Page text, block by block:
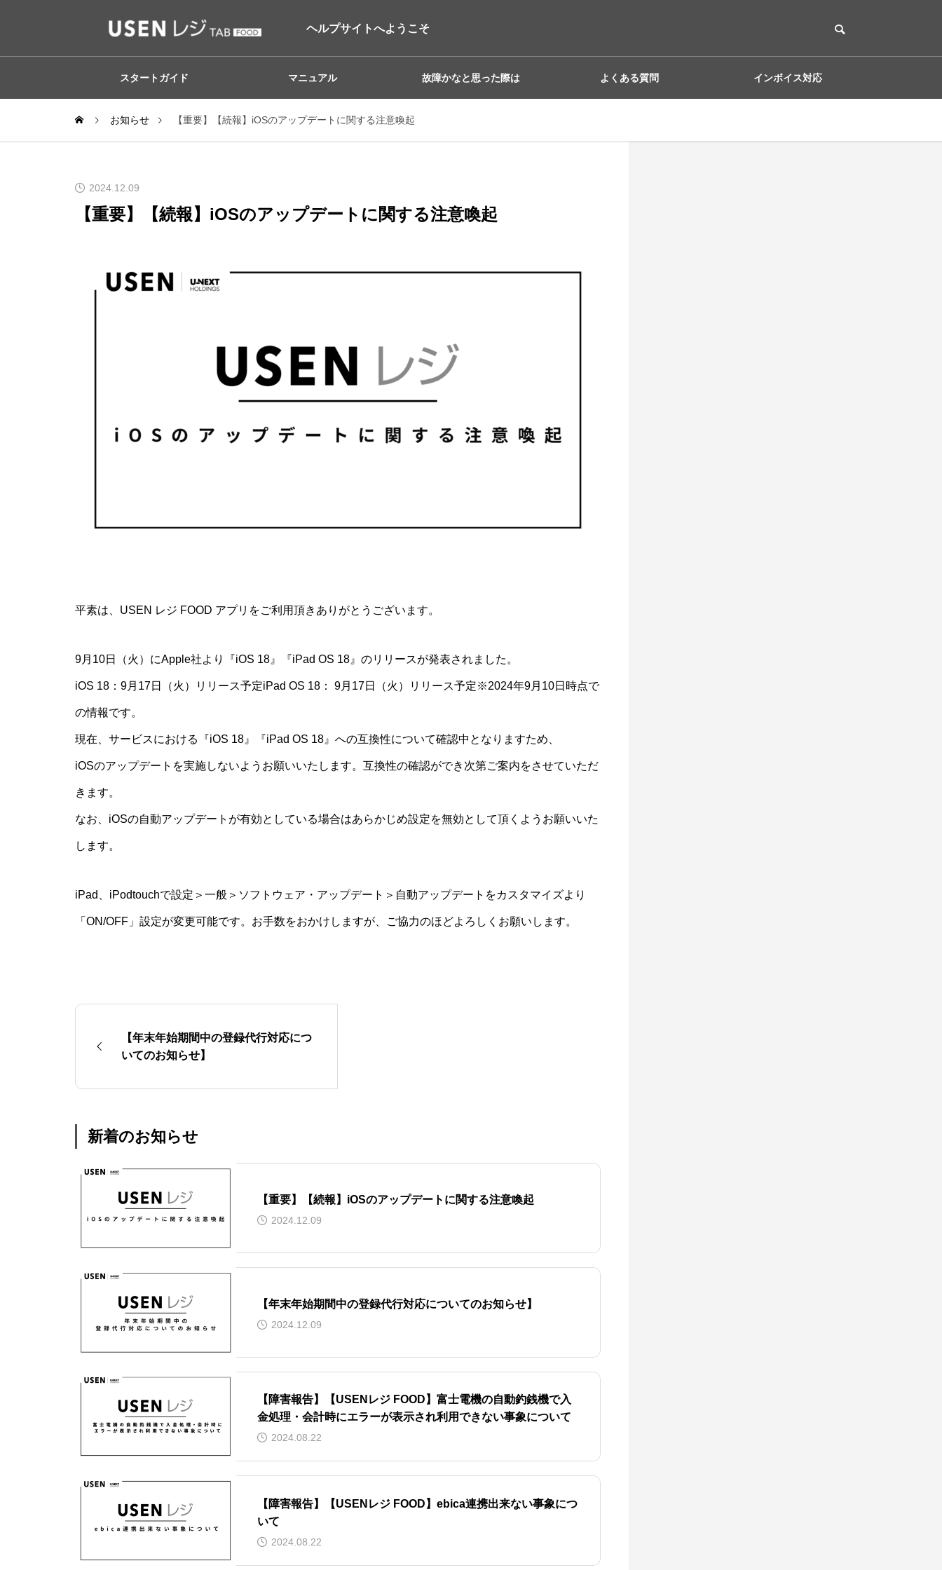
ヘルプサイトへようこそ
スタートガイド マニュアル 故障かなと思った際は よくある質問 インボイス対応
お知らせ 【重要】【続報】iOSのアップデートに関する注意喚起
2024.12.09
【重要】【続報】iOSのアップデートに関する注意喚起
平素は、USEN レジ FOOD アプリをご利用頂きありがとうございます。
9月10日（火）にApple社より『iOS 18』『iPad OS 18』のリリースが発表されました。
iOS 18：9月17日（火）リリース予定iPad OS 18： 9月17日（火）リリース予定※2024年9月10日時点で
の情報です。
現在、サービスにおける『iOS 18』『iPad OS 18』への互換性について確認中となりますため、
iOSのアップデートを実施しないようお願いいたします。互換性の確認ができ次第ご案内をさせていただ
きます。
なお、iOSの自動アップデートが有効としている場合はあらかじめ設定を無効として頂くようお願いいた
します。
iPad、iPodtouchで設定＞一般＞ソフトウェア・アップデート＞自動アップデートをカスタマイズより
「ON/OFF」設定が変更可能です。お手数をおかけしますが、ご協力のほどよろしくお願いします。
【年末年始期間中の登録代行対応につ
いてのお知らせ】
新着のお知らせ
【重要】【続報】iOSのアップデートに関する注意喚起
2024.12.09
【年末年始期間中の登録代行対応についてのお知らせ】
2024.12.09
【障害報告】【USENレジ FOOD】富士電機の自動釣銭機で入
金処理・会計時にエラーが表示され利用できない事象について
2024.08.22
【障害報告】【USENレジ FOOD】ebica連携出来ない事象につ
いて
2024.08.22